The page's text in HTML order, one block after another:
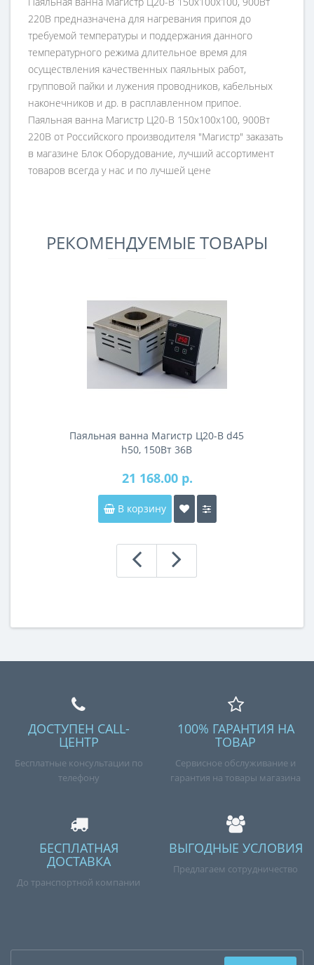
220В предназначена для нагревания припоя до
требуемой температуры и поддержания данного
температурного режима длительное время для
осуществления качественных паяльных работ,
групповой пайки и лужения проводников, кабельных
наконечников и др. в расплавленном припое.
Паяльная ванна Магистр Ц20-В 150x100x100, 900Вт
220В от Российского производителя "Магистр" заказать
в магазине Блок Оборудование, лучший ассортимент
товаров всегда у нас и по лучшей цене
РЕКОМЕНДУЕМЫЕ ТОВАРЫ
Паяльная ванна Магистр Ц20-В d45
h50, 150Вт 36В
21 168.00 р.
В корзину
ДОСТУПЕН CALL-
ЦЕНТР
Бесплатные консультации по
телефону
100% ГАРАНТИЯ НА
ТОВАР
Сервисное обслуживание и
гарантия на товары магазина
БЕСПЛАТНАЯ
ДОСТАВКА
До транспортной компании
ВЫГОДНЫЕ УСЛОВИЯ
Предлагаем сотрудничество